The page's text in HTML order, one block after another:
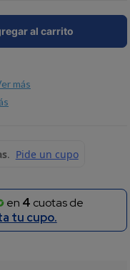
al carrito
más
en 4 cuotas de
tu cupo.